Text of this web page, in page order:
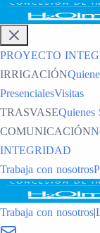
PROYECTO
IRRIGACIÓN
PresencialesVisitas
TRASVASEQuienes
COMUNICACIÓN
INTEGRIDAD
Trabaja con nosotros
Trabaja con nosotros|